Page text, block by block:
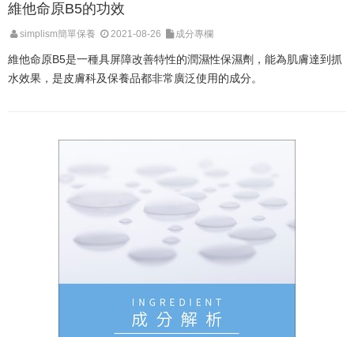
維他命原B5的功效
simplism簡單保養 2021-08-26 成分專欄
維他命原B5是一種具屏障改善特性的潤濕性保濕劑，能為肌膚達到抓
水效果，是皮膚科及保養品都非常廣泛使用的成分。